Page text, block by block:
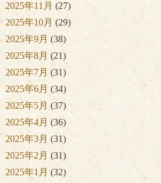
2025年11月 (27)
2025年10月 (29)
2025年9月 (38)
2025年8月 (21)
2025年7月 (31)
2025年6月 (34)
2025年5月 (37)
2025年4月 (36)
2025年3月 (31)
2025年2月 (31)
2025年1月 (32)